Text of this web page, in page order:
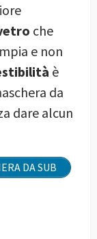
che
e non
è
da
dare alcun
DA SUB